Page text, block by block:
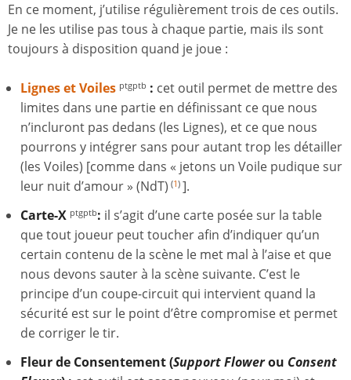
En ce moment, j’utilise régulièrement trois de ces outils.
Je ne les utilise pas tous à chaque partie, mais ils sont
toujours à disposition quand je joue :
Lignes et Voiles ptgptb : cet outil permet de mettre des
limites dans une partie en définissant ce que nous
n’incluront pas dedans (les Lignes), et ce que nous
pourrons y intégrer sans pour autant trop les détailler
(les Voiles) [comme dans « jetons un Voile pudique sur
leur nuit d’amour » (NdT) (1) ].
Carte-X ptgptb: il s’agit d’une carte posée sur la table
que tout joueur peut toucher afin d’indiquer qu’un
certain contenu de la scène le met mal à l’aise et que
nous devons sauter à la scène suivante. C’est le
principe d’un coupe-circuit qui intervient quand la
sécurité est sur le point d’être compromise et permet
de corriger le tir.
Fleur de Consentement (Support Flowerou Consent